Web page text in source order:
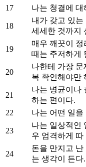
17
나는 청결에
18
내가 갖고 있
세세한 것까지
19
매우 깨끗이
때는 주저하게
20
나한테 가장
복 확인해야만
21
나는 병균이나
하는 편이다.
22
나는 어떤 일을
23
나는 일상적인
우 엄격하게 따
24
돈을 만지고
는 생각이 든다.